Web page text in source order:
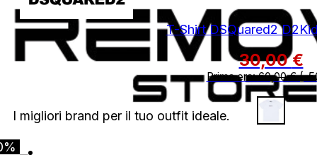
T-Shirt DSQuared2
30,00€
Prima era:60,00€(-
I migliori brand per il tuo outfit ideale.